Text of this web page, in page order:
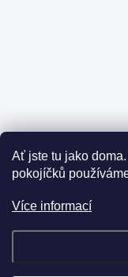
Ať jste tu jako doma.
pokojíčků
Více informací